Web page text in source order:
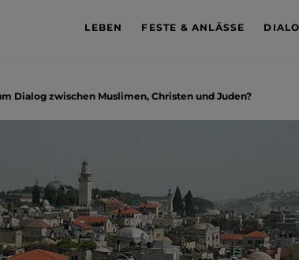
LEBEN FESTE & ANLÄSSE
Dialog zwischen Muslimen, Christen und Juden?